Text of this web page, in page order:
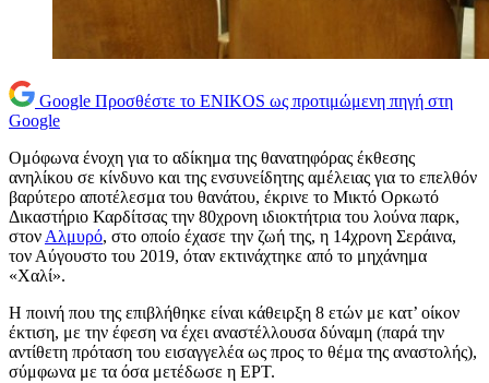
Google Προσθέστε το ENIKOS ως προτιμώμενη πηγή στη
Google
Ομόφωνα ένοχη για το αδίκημα της θανατηφόρας έκθεσης
ανηλίκου σε κίνδυνο και της ενσυνείδητης αμέλειας για το επελθόν
βαρύτερο αποτέλεσμα του θανάτου, έκρινε το Μικτό Ορκωτό
Δικαστήριο Καρδίτσας την 80χρονη ιδιοκτήτρια του λούνα παρκ,
στον Αλμυρό, στο οποίο έχασε την ζωή της, η 14χρονη Σεράινα,
τον Αύγουστο του 2019, όταν εκτινάχτηκε από το μηχάνημα
«Χαλί».
Η ποινή που της επιβλήθηκε είναι κάθειρξη 8 ετών με κατ’ οίκον
έκτιση, με την έφεση να έχει αναστέλλουσα δύναμη (παρά την
αντίθετη πρόταση του εισαγγελέα ως προς το θέμα της αναστολής),
σύμφωνα με τα όσα μετέδωσε η ΕΡΤ.